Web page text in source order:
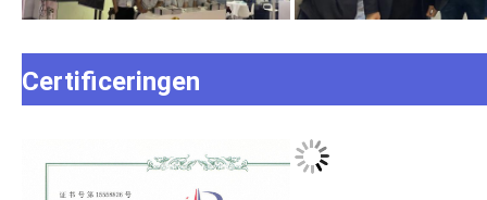
Certificeringen